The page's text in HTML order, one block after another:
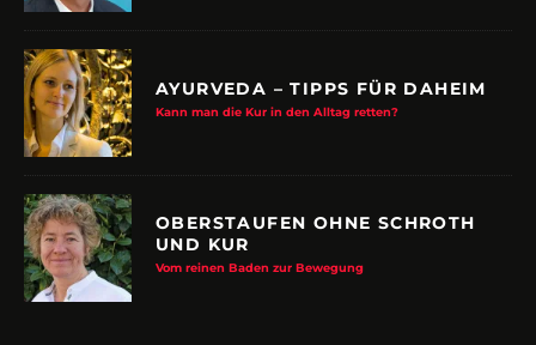
AYURVEDA – TIPPS FÜR DAHEIM
Kann man die Kur in den Alltag retten?
OBERSTAUFEN OHNE SCHROTH
UND KUR
Vom reinen Baden zur Bewegung